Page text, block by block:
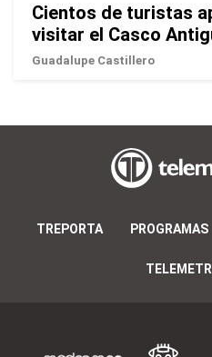
Cientos de turistas
visitar el Casco
Guadalupe Castillero
TREPORTA PROGRAMAS